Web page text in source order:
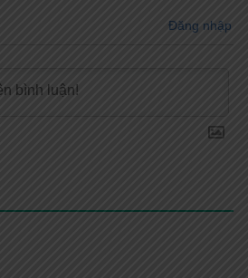
Đăng nhập